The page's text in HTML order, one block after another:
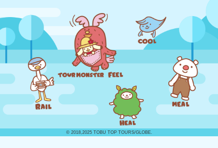
© 2018,2025 TOBU TOP TOURS/GLOBE.